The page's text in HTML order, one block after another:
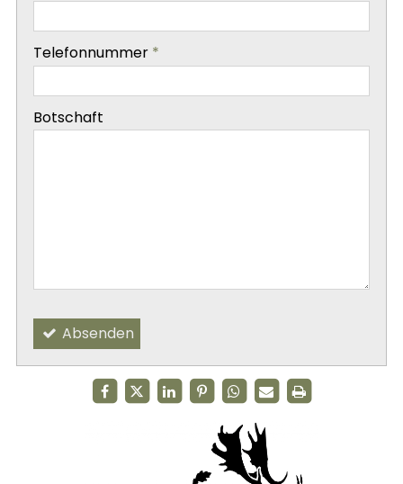
Telefonnummer *
Botschaft
Absenden